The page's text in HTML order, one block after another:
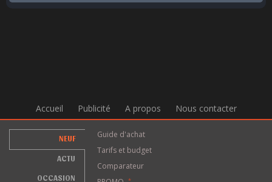
Accueil Publicité A propos Nous contacter
NEUF
ACTU
OCCASION
Guide d'achat
Tarifs et budget
Comparateur